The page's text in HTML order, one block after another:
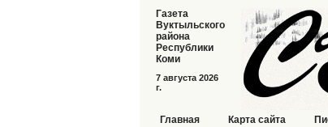
7 августа 2026
г.
Газета
Вуктыльского
района
Республики
Коми
Главная Карта сайта